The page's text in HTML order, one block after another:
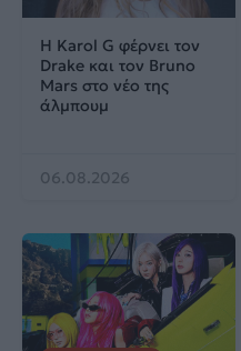
Η Karol G φέρνει τον
Drake και τον Bruno
Mars στο νέο της
άλμπουμ
06.08.2026